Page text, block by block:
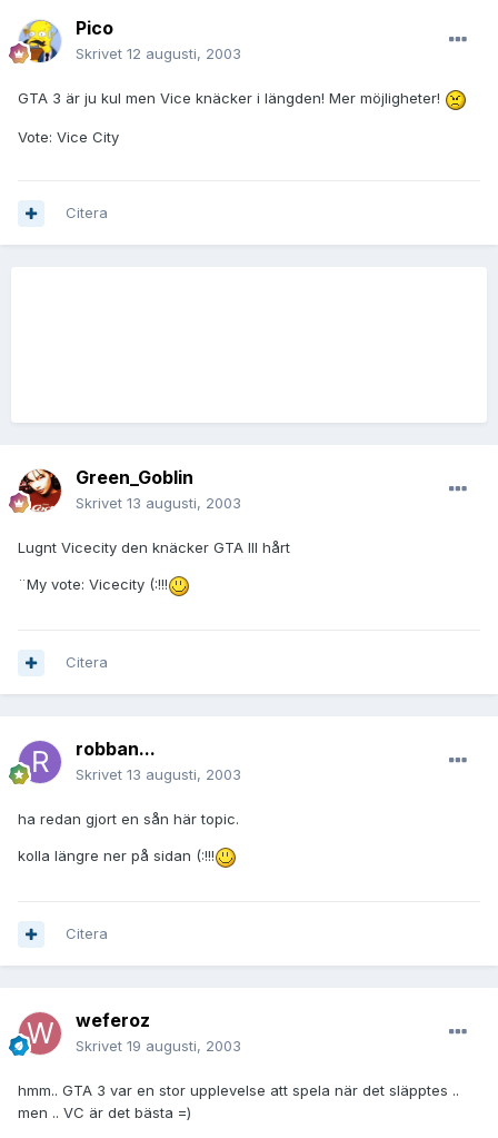
Pico
Skrivet 12 augusti, 2003
GTA 3 är ju kul men Vice knäcker i längden! Mer möjligheter!
Vote: Vice City
Citera
Green_Goblin
Skrivet 13 augusti, 2003
Lugnt Vicecity den knäcker GTA III hårt
¨My vote: Vicecity (:!!!
Citera
robban...
Skrivet 13 augusti, 2003
ha redan gjort en sån här topic.
kolla längre ner på sidan (:!!!
Citera
weferoz
Skrivet 19 augusti, 2003
hmm.. GTA 3 var en stor upplevelse att spela när det släpptes ..
men .. VC är det bästa =)